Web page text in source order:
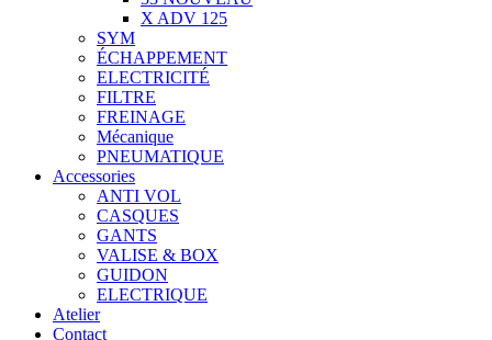
X ADV 125
SYM
ÉCHAPPEMENT
ELECTRICITÉ
FILTRE
FREINAGE
Mécanique
PNEUMATIQUE
Accessories
ANTI VOL
CASQUES
GANTS
VALISE & BOX
GUIDON
ELECTRIQUE
Atelier
Contact